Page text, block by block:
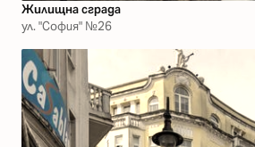
Жилищна сграда
ул. "София" №26